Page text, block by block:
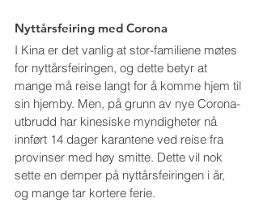
Nyttårsfeiring med Corona
I Kina er det vanlig at stor-familiene møtes
for nyttårsfeiringen, og dette betyr at
mange må reise langt for å komme hjem til
sin hjemby. Men, på grunn av nye Corona-
utbrudd har kinesiske myndigheter nå
innført 14 dager karantene ved reise fra
provinser med høy smitte. Dette vil nok
sette en demper på nyttårsfeiringen i år,
og mange tar kortere ferie.